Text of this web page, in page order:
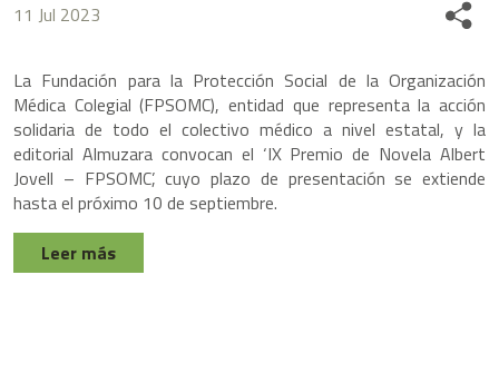
11 Jul 2023 Share
La Fundación para la Protección Social de la Organización
Médica Colegial (FPSOMC), entidad que representa la acción
solidaria de todo el colectivo médico a nivel estatal, y la
editorial Almuzara convocan el ‘IX Premio de Novela Albert
Jovell – FPSOMC’, cuyo plazo de presentación se extiende
hasta el próximo 10 de septiembre.
Leer más